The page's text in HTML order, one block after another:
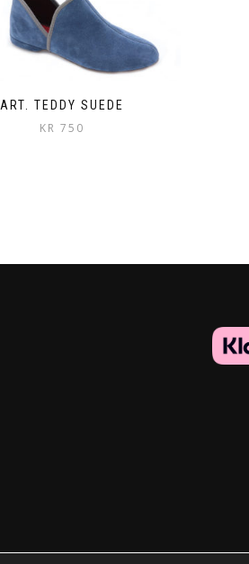
ART. TEDDY SUEDE
KR 750